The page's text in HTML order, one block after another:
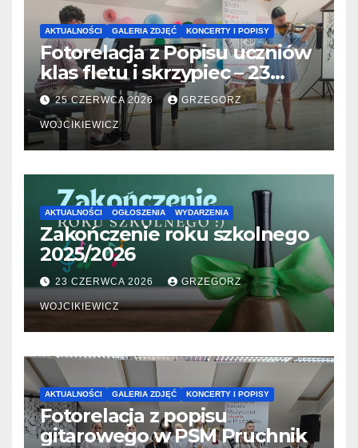
AKTUALNOŚCI GALERIA ZDJĘĆ KONCERTY I POPISY
Fotorelacja z Popisu uczniów
klas fletu i skrzypiec – 23
06.2026
25 CZERWCA 2026 GRZEGORZ
WOJCIKIEWICZ
AKTUALNOŚCI OGŁOSZENIA WYDARZENIA
Zakończenie roku szkolnego
2025/2026
23 CZERWCA 2026 GRZEGORZ
WOJCIKIEWICZ
AKTUALNOŚCI GALERIA ZDJĘĆ KONCERTY I POPISY
Fotorelacja z popisu
gitarowego w PSM Pruchnik